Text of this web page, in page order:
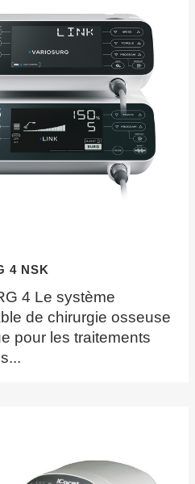
4 NSK
4 Le système
de chirurgie osseuse
pour les traitements